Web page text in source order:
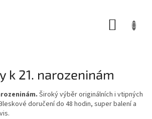
k 21. narozeninám
Široký výběr originálních i vtipných
doručení do 48 hodin, super balení a